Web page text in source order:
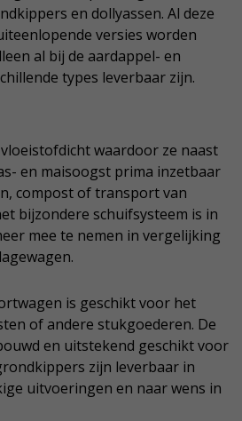
en dollyassen. Al deze
versies worden
al bij de aardappel- en
types leverbaar zijn.
waardoor ze naast
en maisoogst prima inzetbaar
compost of transport van
bijzondere schuifsysteem is in
mee te nemen in vergelijking
is geschikt voor het
of andere stukgoederen. De
en uitstekend geschikt voor
zijn leverbaar in
uitvoeringen en naar wens in